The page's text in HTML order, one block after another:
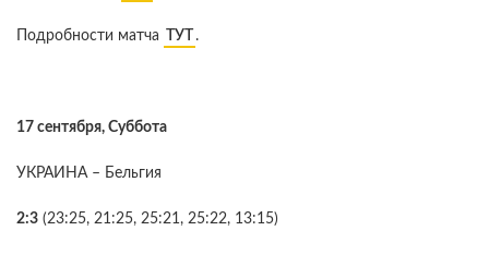
Подробности матча ТУТ .
17 сентября, Суббота
УКРАИНА – Бельгия
2:3 (23:25, 21:25, 25:21, 25:22, 13:15)